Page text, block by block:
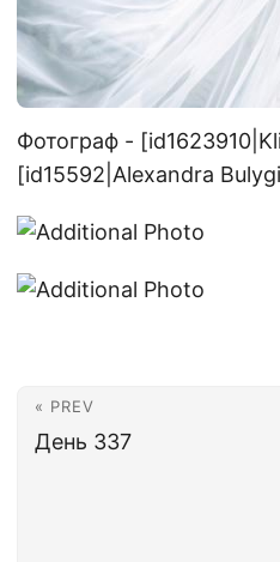
Фотограф -
[id15592|Alexandra
« PREV
День 337